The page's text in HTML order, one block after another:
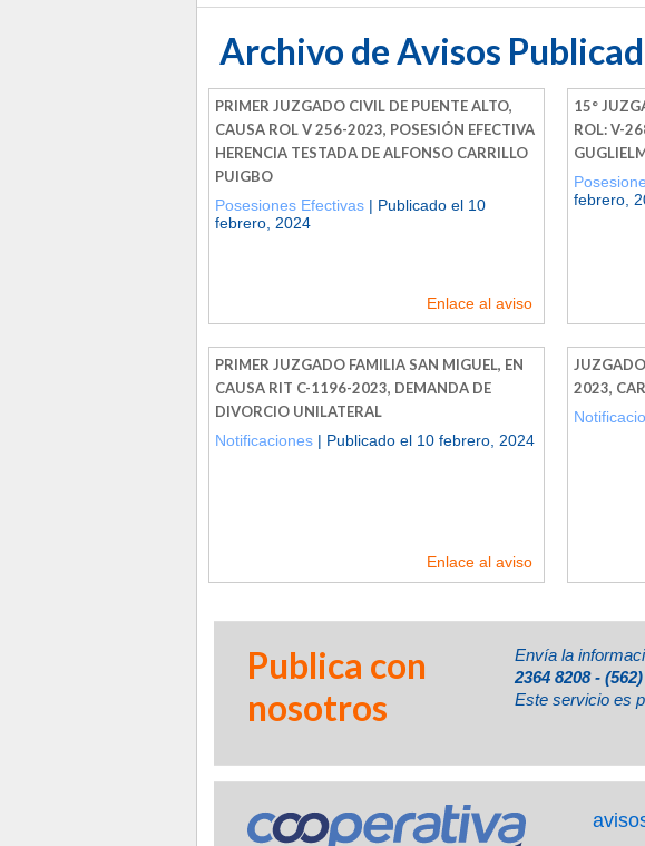
Archivo de Avisos
PRIMER JUZGADO CIVIL DE PUENTE ALTO,
CAUSA ROL V 256-2023, POSESIÓN EFECTIVA
HERENCIA TESTADA DE ALFONSO CARRILLO
PUIGBO
Posesiones Efectivas | Publicado el 10
febrero, 2024
Enlace al aviso
15°
ROL: V-
febrero,
PRIMER JUZGADO FAMILIA SAN MIGUEL, EN
CAUSA RIT C-1196-2023, DEMANDA DE
DIVORCIO UNILATERAL
Notificaciones | Publicado el 10 febrero, 2024
Enlace al aviso
2023,
Publica con
nosotros
Envía la
2364 8208 -
Este servicio es